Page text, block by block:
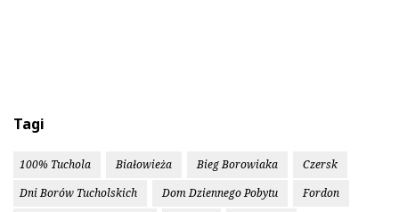
Tagi
100% Tuchola Białowieża Bieg Borowiaka
Czersk
Dni Borów Tucholskich
Dom Dziennego Pobytu
Fordon